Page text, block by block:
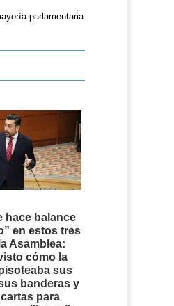
parlamentaria
hace balance
en estos tres
Asamblea:
cómo la
sus
banderas y
para